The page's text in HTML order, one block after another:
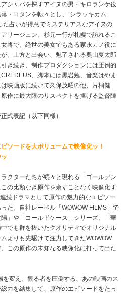
シㇼパを探すアイヌの男・キロランケ役
・コタンを転々とし、“シラッキカム
た占いが得意でミステリアスなアイヌの
リージュン。杉元一行が札幌で訪れるこ
将で、絶世の美女でもある家永カノ役に
、土方と出会い、魅了される奥山夏太郎
き続き、制作プロダクションには圧倒的
、脚本には黒岩勉、音楽はやま
映画版に続いて久保茂昭の他、片桐健
作に最大限のリスペクトを捧げる監督陣
式表記（以下同様）
ソードを大ボリュームで映像化ッ！
クターたちが続々と現れる「ゴールデン
の比類なき原作を余すことなく映像化す
続ドラマとして原作の魅力的なエピソー
た。自社レーベル「WOWOW FILMS」で
」や「コールドケース」シリーズ、「華
でも群を抜いたクオリティでオリジナル
よりも先駆けて注力してきたWOWOW
この原作の未知なる映像化に打って出た
を変え、観る者を圧倒する、あの映画のス
力を結集して、原作のエピソードをたっ